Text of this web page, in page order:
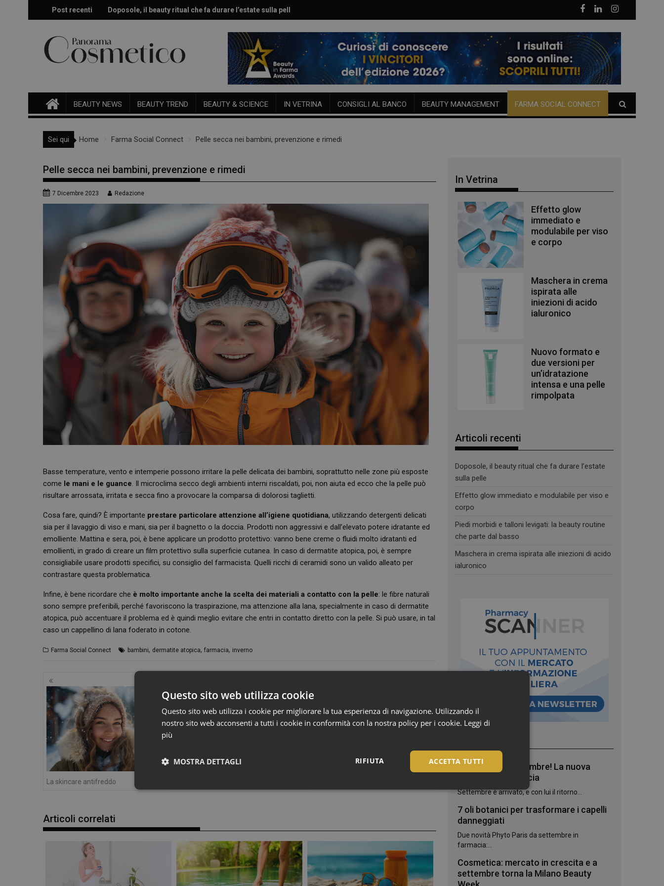
Post recenti Doposole, il beauty ritual che fa durare l’estate sulla pelle
Effetto glow immediato e modulabile per viso e corpo
BEAUTY NEWS BEAUTY TREND BEAUTY & SCIENCE IN VETRINA CONSIGLI AL BANCO BEAUTY MANAGEMENT FARMA SOCIAL CONNECT
Sei qui Home Farma Social Connect Pelle secca nei bambini, prevenzione e rimedi
Pelle secca nei bambini, prevenzione e rimedi
7 Dicembre 2023 Redazione
Basse temperature, vento e intemperie possono irritare la pelle delicata dei bambini, soprattutto nelle zone più esposte
come le mani e le guance. Il microclima secco degli ambienti interni riscaldati, poi, non aiuta ed ecco che la pelle può
risultare arrossata, irritata e secca fino a provocare la comparsa di dolorosi taglietti.
Cosa fare, quindi? È importante prestare particolare attenzione all’igiene quotidiana, utilizzando detergenti delicati
sia per il lavaggio di viso e mani, sia per il bagnetto o la doccia. Prodotti non aggressivi e dall’elevato potere idratante ed
emolliente. Mattina e sera, poi, è bene applicare un prodotto protettivo: vanno bene creme o fluidi molto idratanti ed
emollienti, in grado di creare un film protettivo sulla superficie cutanea. In caso di dermatite atopica, poi, è sempre
consigliabile usare prodotti specifici, su consiglio del farmacista. Quelli ricchi di ceramidi sono un valido alleato per
contrastare questa problematica.
Infine, è bene ricordare che è molto importante anche la scelta dei materiali a contatto con la pelle: le fibre naturali
sono sempre preferibili, perché favoriscono la traspirazione, ma attenzione alla lana, specialmente in caso di dermatite
atopica, può accentuare il problema ed è quindi meglio evitare che entri in contatto diretto con la pelle. Si può usare, in tal
caso un cappellino di lana foderato in cotone.
Farma Social Connect bambini, dermatite atopica, farmacia, inverno
Navigazione
articoli
La skincare antifreddo
Articoli correlati
In Vetrina
Effetto glow
immediato e
modulabile per viso
e corpo
Maschera in crema
ispirata alle
iniezioni di acido
ialuronico
Nuovo formato e
due versioni per
un’idratazione
intensa e una pelle
rimpolpata
Articoli recenti
Doposole, il beauty ritual che fa durare l’estate
sulla pelle
Effetto glow immediato e modulabile per viso e
corpo
Piedi morbidi e talloni levigati: la beauty routine
che parte dal basso
Maschera in crema ispirata alle iniezioni di acido
ialuronico
Bentornato, settembre! La nuova
stagione in farmacia
Settembre è arrivato, e con lui il ritorno...
7 oli botanici per trasformare i capelli
danneggiati
Due novità Phyto Paris da settembre in
farmacia:...
Cosmetica: mercato in crescita e a
settembre torna la Milano Beauty
Questo sito web utilizza cookie
Questo sito web utilizza i cookie per migliorare la tua esperienza di navigazione. Utilizzando il
nostro sito web acconsenti a tutti i cookie in conformità con la nostra policy per i cookie. Leggi di
più
ACCETTA TUTTI
RIFIUTA
MOSTRA DETTAGLI
Necessari
Necessari
I cookie necessari contribuiscono a rendere fruibile il sito web abilitandone funzionalità di base quali la navigazione sulle pagine